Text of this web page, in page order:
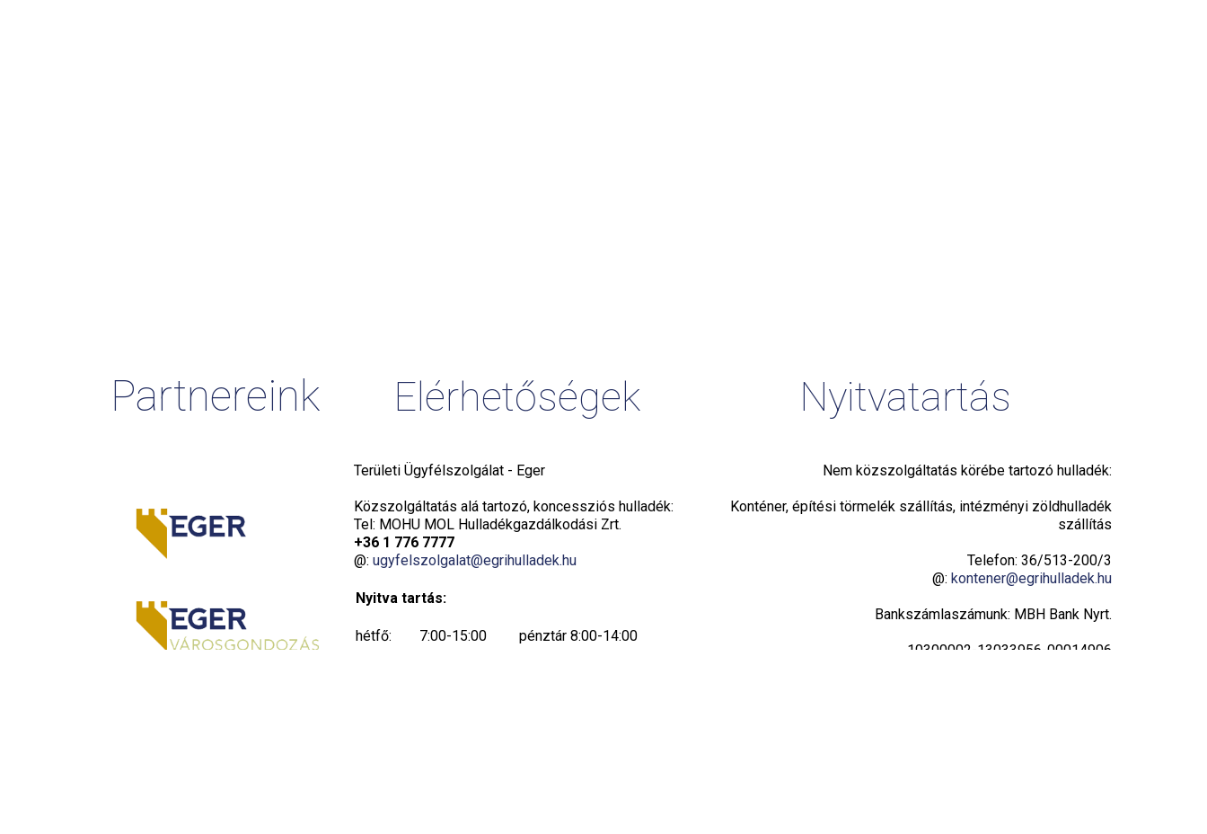
Partnereink Elérhetőségek
Területi Ügyfélszolgálat - Eger
Közszolgáltatás alá tartozó, koncessziós hulladék:
Tel: MOHU MOL Hulladékgazdálkodási Zrt.
+36 1 776 7777
@: ugyfelszolgalat@egrihulladek.hu
Nyitva tartás:
hétfő: 7:00-15:00 pénztár 8:00-14:00
Nyitvatartás
Nem közszolgáltatás körébe tartozó hulladék:
Konténer, építési törmelék szállítás, intézményi zöldhulladék
szállítás
Telefon: 36/513-200/3
@: kontener@egrihulladek.hu
Bankszámlaszámunk: MBH Bank Nyrt.
10300002-13033956-00014906